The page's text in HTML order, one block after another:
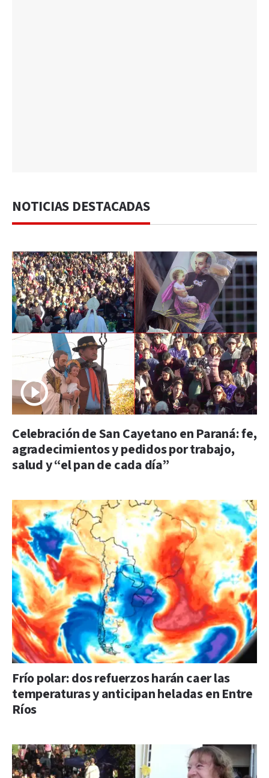
NOTICIAS DESTACADAS
Celebración de San Cayetano en Paraná: fe,
agradecimientos y pedidos por trabajo,
salud y “el pan de cada día”
Frío polar: dos refuerzos harán caer las
temperaturas y anticipan heladas en Entre
Ríos